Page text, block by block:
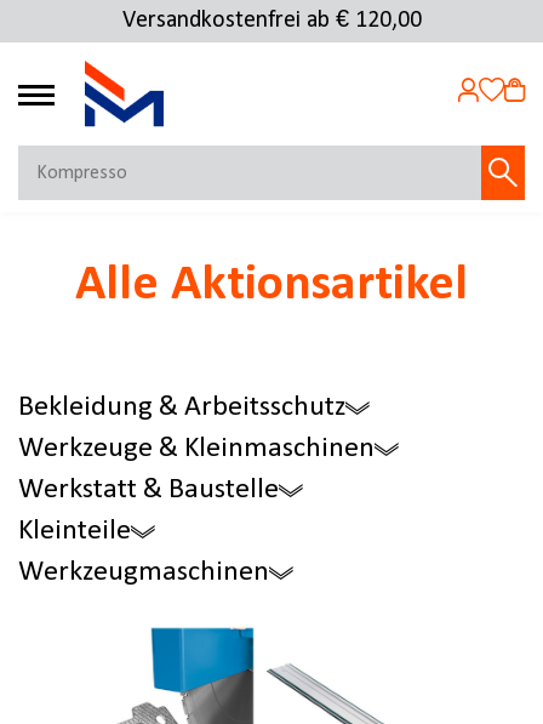
Versandkostenfrei ab € 120,00
Kostenlose Rücksendung
4.69
Jetzt anmelden
Alle Aktionsartikel
Bekleidung & Arbeitsschutz
Werkzeuge & Kleinmaschinen
Werkstatt & Baustelle
Kleinteile
Werkzeugmaschinen